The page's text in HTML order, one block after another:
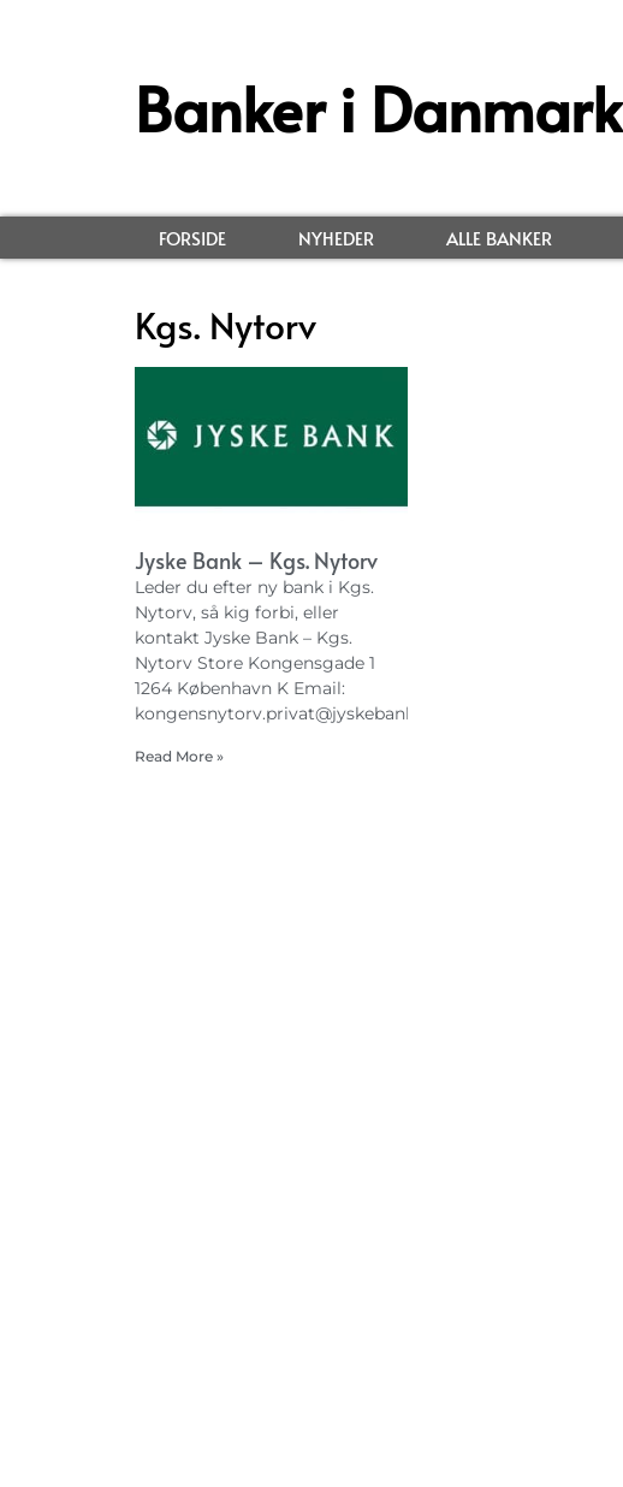
Banker i Danmark
FORSIDE NYHEDER ALLE BANKER
Kgs. Nytorv
Jyske Bank – Kgs. Nytorv
Leder du efter ny bank i Kgs.
Nytorv, så kig forbi, eller
kontakt Jyske Bank – Kgs.
Nytorv Store Kongensgade 1
1264 København K Email:
kongensnytorv.privat@jyskebank.dk
Read More »